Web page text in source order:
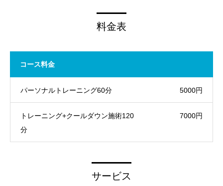
料金表
コース料金
パーソナルトレーニング60分 5000円
トレーニング+クールダウン施術120
分
7000円
サービス